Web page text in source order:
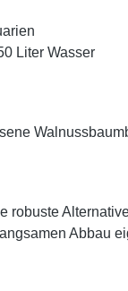
Liter Wasser
robuste
Abbau